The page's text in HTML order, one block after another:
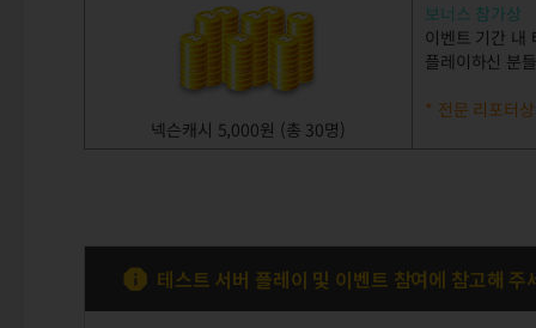
넥슨캐시 5,000원 (총 30명)
보너스 참가상
이벤트 기간 내
플레이하신 분
* 전문 리포터
테스트 서버 플레이 및 이벤트 참여에 참고해 주